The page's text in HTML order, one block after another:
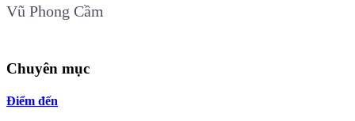
Vũ Phong Cầm
Chuyên mục
Điểm đến